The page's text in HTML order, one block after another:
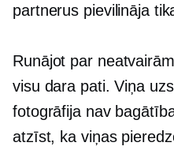
partnerus pievilināja
Runājot par
visu dara pati. Viņa
fotogrāfija nav
atzīst, ka viņas